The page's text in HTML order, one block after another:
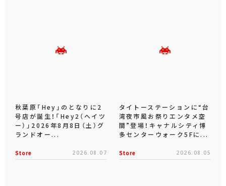
秋葉原「Hey」のとなりに2
号店が誕生！「Hey2（ヘイツ
ー）」2026年8月8日（土）グ
ランドオー...
Store 2026.08.07
タイトーステーションに“台
湾夜市風お祭りエンタメ空
間”登場！キャナルシティ博
多センターウォーク5Fに...
Store 2026.08.05